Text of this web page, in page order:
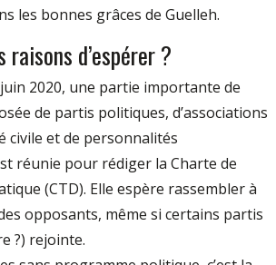
les bonnes grâces de Guelleh.
raisons d’espérer ?
2020, une partie importante de
de partis politiques, d’associations
civile et de personnalités
réunie pour rédiger la Charte de
(CTD). Elle espère rassembler à
opposants, même si certains partis
?) rejointe.